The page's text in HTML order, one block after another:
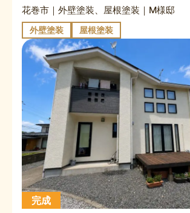
花巻市｜外壁塗装、屋根塗装｜M様邸
外壁塗装 屋根塗装
完成